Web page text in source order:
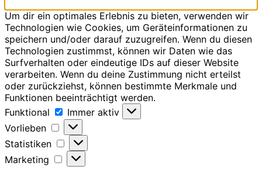
Um dir ein optimales Erlebnis zu bieten, verwenden wir
Technologien wie Cookies, um Geräteinformationen zu
speichern und/oder darauf zuzugreifen. Wenn du diesen
Technologien zustimmst, können wir Daten wie das
Surfverhalten oder eindeutige IDs auf dieser Website
verarbeiten. Wenn du deine Zustimmung nicht erteilst
oder zurückziehst, können bestimmte Merkmale und
Funktionen beeinträchtigt werden.
Funktional
Funktional
Immer aktiv
Vorlieben
Vorlieben
Statistiken
Statistiken
Marketing
Marketing